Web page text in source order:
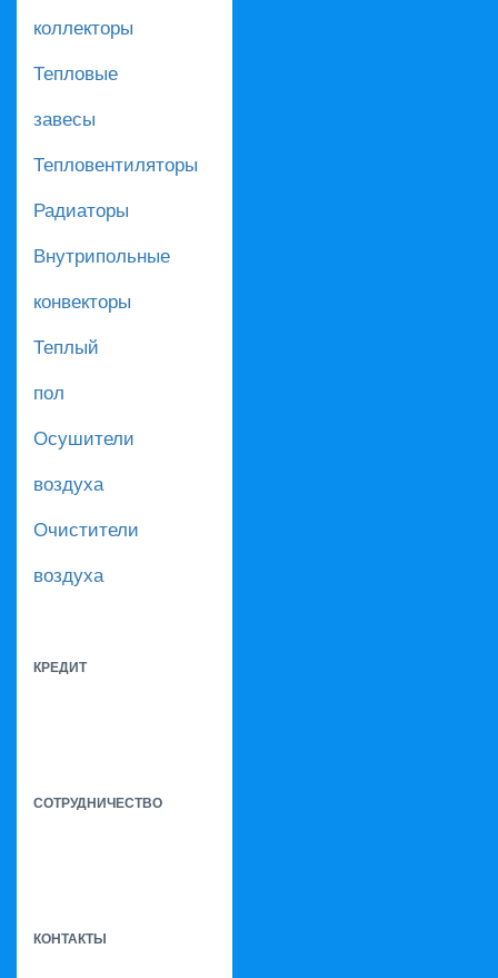
коллекторы
Тепловые
завесы
Тепловентиляторы
Радиаторы
Внутрипольные
конвекторы
Теплый
пол
Осушители
воздуха
Очистители
воздуха
КРЕДИТ
СОТРУДНИЧЕСТВО
КОНТАКТЫ